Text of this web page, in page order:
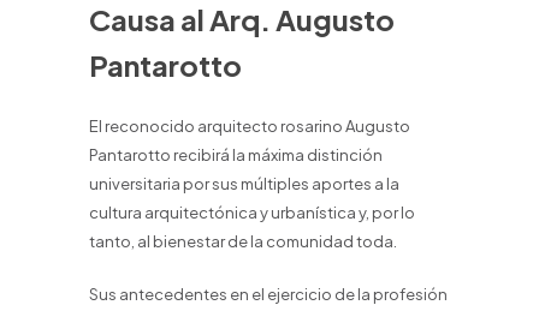
Causa al Arq. Augusto
Pantarotto
El reconocido arquitecto rosarino Augusto
Pantarotto recibirá la máxima distinción
universitaria por sus múltiples aportes a la
cultura arquitectónica y urbanística y, por lo
tanto, al bienestar de la comunidad toda.
Sus antecedentes en el ejercicio de la profesión